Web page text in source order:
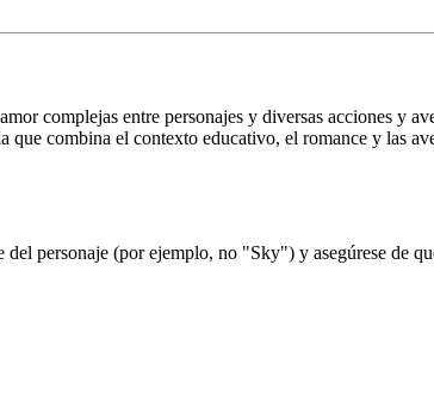
complejas entre personajes y diversas acciones y
combina el contexto educativo, el romance y las
personaje (por ejemplo, no "Sky") y asegúrese de